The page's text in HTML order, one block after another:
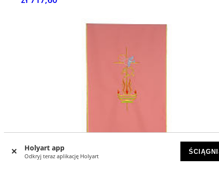
Holyart app
Odkryj teraz aplikację Holyart